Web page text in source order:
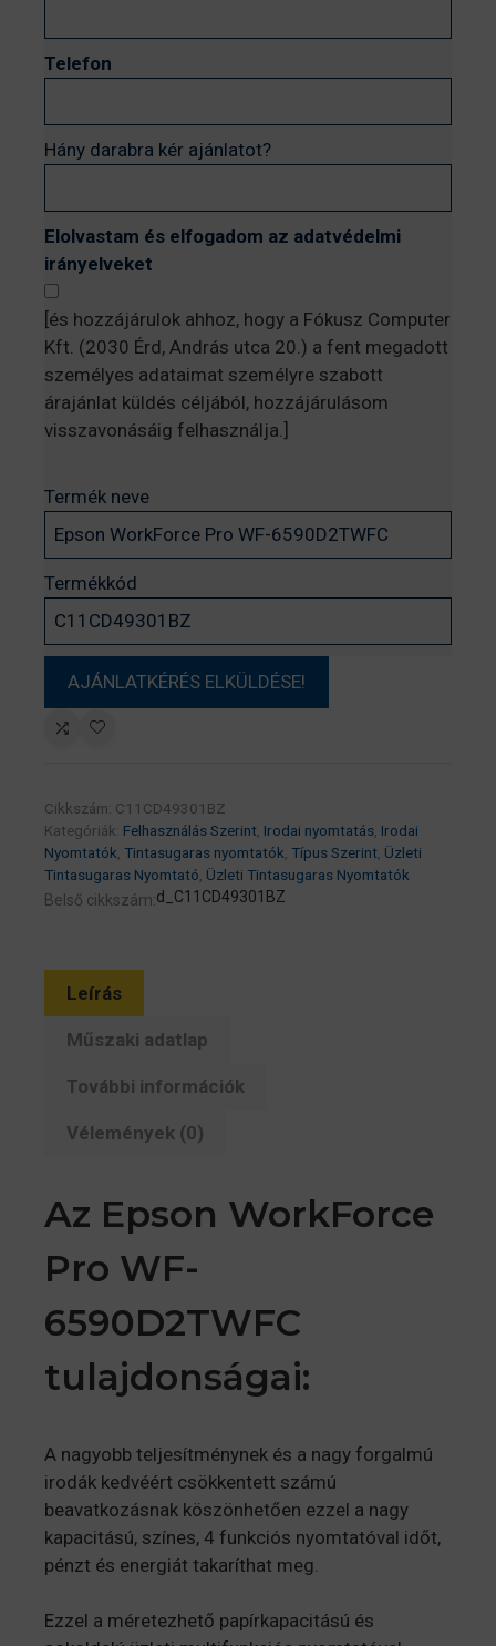
Telefon
Hány darabra kér ajánlatot?
Elolvastam és elfogadom az adatvédelmi
irányelveket
[és hozzájárulok ahhoz, hogy a Fókusz Computer
Kft. (2030 Érd, András utca 20.) a fent megadott
személyes adataimat személyre szabott
árajánlat küldés céljából, hozzájárulásom
visszavonásáig felhasználja.]
Termék neve
Termékkód
Cikkszám: C11CD49301BZ
Kategóriák: Felhasználás Szerint, Irodai nyomtatás, Irodai
Nyomtatók, Tintasugaras nyomtatók, Típus Szerint, Üzleti
Tintasugaras Nyomtató, Üzleti Tintasugaras Nyomtatók
Belső cikkszám:d_C11CD49301BZ
Leírás
Műszaki adatlap
További információk
Vélemények (0)
Az Epson WorkForce
Pro WF-
6590D2TWFC
tulajdonságai:
A nagyobb teljesítménynek és a nagy forgalmú
irodák kedvéért csökkentett számú
beavatkozásnak köszönhetően ezzel a nagy
kapacitású, színes, 4 funkciós nyomtatóval időt,
pénzt és energiát takaríthat meg.
Ezzel a méretezhető papírkapacitású és